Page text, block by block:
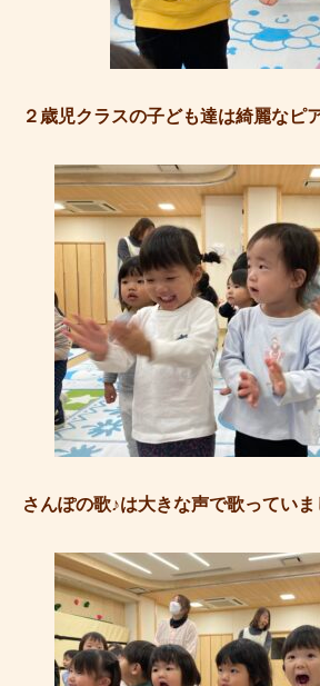
２歳児クラスの子ども達は綺麗なピ
さんぽの歌♪は大きな声で歌っていま